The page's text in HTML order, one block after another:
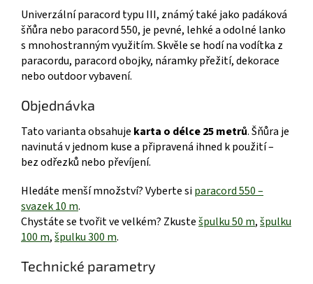
Univerzální paracord typu III, známý také jako padáková
šňůra nebo paracord 550, je pevné, lehké a odolné lanko
s mnohostranným využitím. Skvěle se hodí na vodítka z
paracordu, paracord obojky, náramky přežití, dekorace
nebo outdoor vybavení.
Objednávka
Tato varianta obsahuje karta o délce 25 metrů. Šňůra je
navinutá v jednom kuse a připravená ihned k použití –
bez odřezků nebo převíjení.
Hledáte menší množství? Vyberte siparacord 550 –
svazek 10 m.
Chystáte se tvořit ve velkém? Zkustešpulku 50 m,špulku
100 m,špulku 300 m.
Technické parametry